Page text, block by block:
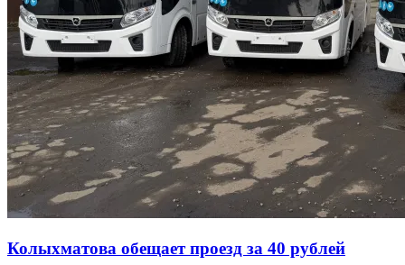
Колыхматова обещает проезд за 40 рублей